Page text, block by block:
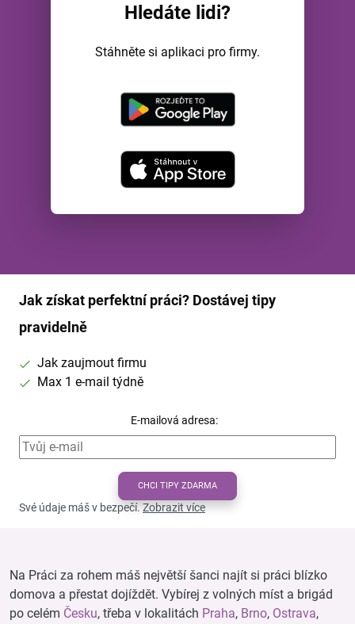
Hledáte lidi?
Stáhněte si aplikaci pro firmy.
Jak získat perfektní práci? Dostávej tipy
pravidelně
Jak zaujmout firmu
Max 1 e-mail týdně
E-mailová adresa:
CHCI TIPY ZDARMA
Své údaje máš v bezpečí.Zobrazit více
Na Práci za rohem máš největší šanci najít si práci blízko
domova a přestat dojíždět. Vybírej z volných míst a brigád
po celém Česku, třeba v lokalitách Praha, Brno, Ostrava,